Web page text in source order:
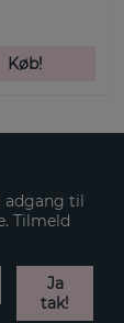
Køb!
adgang til
Tilmeld
Ja
tak!